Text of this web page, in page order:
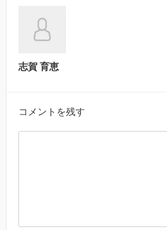
志賀 育恵
コメントを残す